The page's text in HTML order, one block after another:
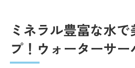
ミネラル豊富な水で
プ！ウォーターサ